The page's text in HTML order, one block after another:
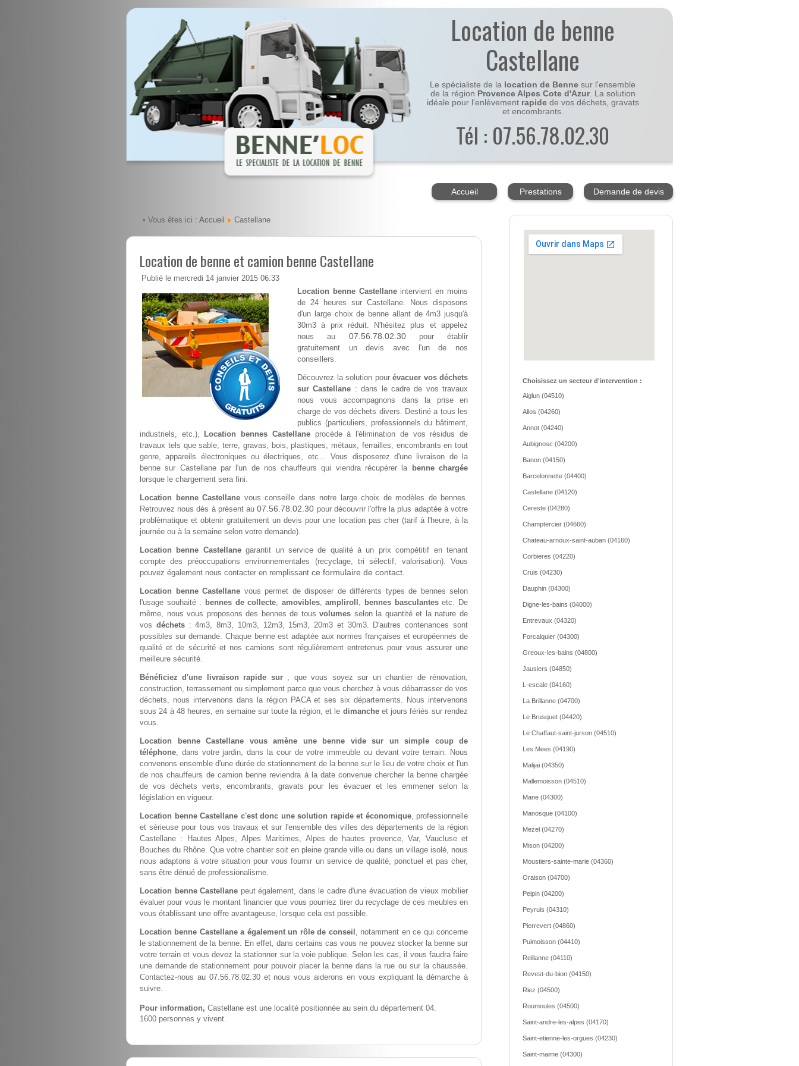
Location de benne
Castellane
Le spécialiste de la location de Benne sur l'ensemble
de la région Provence Alpes Cote d'Azur. La solution
idéale pour l'enlèvement rapidede vos déchets, gravats
et encombrants.
Tél : 07.56.78.02.30
Accueil Prestations Demande de devis
• Vous êtes ici : Accueil Castellane
Location de benne et camion benne Castellane
Publié le mercredi 14 janvier 2015 06:33
Location benne Castellaneintervient en moins
de 24 heures sur Castellane. Nous disposons
d'un large choix de benne allant de 4m3 jusqu'à
30m3 à prix réduit. N'hésitez plus et appelez
nous au 07.56.78.02.30pour établir
gratuitement un devis avec l'un de nos
conseillers.
Découvrez la solution pour évacuer vos déchets
sur Castellane : dans le cadre de vos travaux
nous vous accompagnons dans la prise en
charge de vos déchets divers. Destiné a tous les
publics (particuliers, professionnels du bâtiment,
industriels, etc.),
Location bennes Castellaneprocède à l'élimination de vos résidus de
travaux tels que sable, terre, gravas, bois, plastiques, métaux, ferrailles, encombrants en tout
genre, appareils électroniques ou électriques, etc… Vous disposerez d'une livraison de la
benne sur Castellane par l'un de nos chauffeurs qui viendra récupérer la benne chargée
lorsque le chargement sera fini.
Location benne Castellane vous conseille dans notre large choix de modèles de bennes.
Retrouvez nous dès à présent au07.56.78.02.30 pour découvrir l'offre la plus adaptée à votre
problèmatique et obtenir gratuitement un devis pour une location pas cher (tarif à l'heure, à la
journée ou à la semaine selon votre demande).
Location benne Castellanegarantit un service de qualité à un prix compétitif en tenant
compte des préoccupations environnementales (recyclage, tri sélectif, valorisation). Vous
pouvez également nous contacter en remplissant ce formulaire de contact.
Location benne Castellane vous permet de disposer de différents types de bennes selon
l'usage souhaité : bennes de collecte, amovibles,ampliroll , bennes basculantesetc. De
même, nous vous proposons des bennes de tousvolumes selon la quantité et la nature de
vos déchets: 4m3, 8m3, 10m3, 12m3, 15m3, 20m3 et 30m3. D'autres contenances sont
possibles sur demande. Chaque benne est adaptée aux normes françaises et européennes de
qualité et de sécurité et nos camions sont régulièrement entretenus pour vous assurer une
meilleure sécurité.
Bénéficiez d'une livraison rapide sur , que vous soyez sur un chantier de rénovation,
construction, terrassement ou simplement parce que vous cherchez à vous débarrasser de vos
déchets, nous intervenons dans la région PACA et ses six départements. Nous intervenons
sous 24 à 48 heures, en semaine sur toute la région, et le dimancheet jours fériés sur rendez
vous.
Location benne Castellane vous amène une benne vide sur un simple coup de
téléphone, dans votre jardin, dans la cour de votre immeuble ou devant votre terrain. Nous
convenons ensemble d'une durée de stationnement de la benne sur le lieu de votre choix et l'un
de nos chauffeurs de camion benne reviendra à la date convenue chercher la benne chargée
de vos déchets verts, encombrants, gravats pour les évacuer et les emmener selon la
législation en vigueur.
Location benne Castellane c'est donc une solution rapide et économique, professionnelle
et sérieuse pour tous vos travaux et sur l'ensemble des villes des départements de la région
Castellane : Hautes Alpes, Alpes Maritimes, Alpes de hautes provence, Var, Vaucluse et
Bouches du Rhône. Que votre chantier soit en pleine grande ville ou dans un village isolé, nous
nous adaptons à votre situation pour vous fournir un service de qualité, ponctuel et pas cher,
sans être dénué de professionalisme.
Location benne Castellane peut également, dans le cadre d'une évacuation de vieux mobilier
évaluer pour vous le montant financier que vous pourriez tirer du recyclage de ces meubles en
vous établissant une offre avantageuse, lorsque cela est possible.
Location benne Castellane a également un rôle de conseil , notamment en ce qui concerne
le stationnement de la benne. En effet, dans certains cas vous ne pouvez stocker la benne sur
votre terrain et vous devez la stationner sur la voie publique. Selon les cas, il vous faudra faire
une demande de stationnement pour pouvoir placer la benne dans la rue ou sur la chaussée.
Contactez-nous au 07.56.78.02.30 et nous vous aiderons en vous expliquant la démarche à
suivre.
Pour information, Castellane est une localité positionnée au sein du département 04.
1600 personnes y vivent.
Choisissez un secteur d'intervention :
Aiglun (04510)
Allos (04260)
Annot (04240)
Aubignosc (04200)
Banon (04150)
Barcelonnette (04400)
Castellane (04120)
Cereste (04280)
Champtercier (04660)
Chateau-arnoux-saint-auban (04160)
Corbieres (04220)
Cruis (04230)
Dauphin (04300)
Digne-les-bains (04000)
Entrevaux (04320)
Forcalquier (04300)
Greoux-les-bains (04800)
Jausiers (04850)
L-escale (04160)
La Brillanne (04700)
Le Brusquet (04420)
Le Chaffaut-saint-jurson (04510)
Les Mees (04190)
Malijai (04350)
Mallemoisson (04510)
Mane (04300)
Manosque (04100)
Mezel (04270)
Mison (04200)
Moustiers-sainte-marie (04360)
Oraison (04700)
Peipin (04200)
Peyruis (04310)
Pierrevert (04860)
Puimoisson (04410)
Reillanne (04110)
Revest-du-bion (04150)
Riez (04500)
Roumoules (04500)
Saint-andre-les-alpes (04170)
Saint-etienne-les-orgues (04230)
Saint-maime (04300)